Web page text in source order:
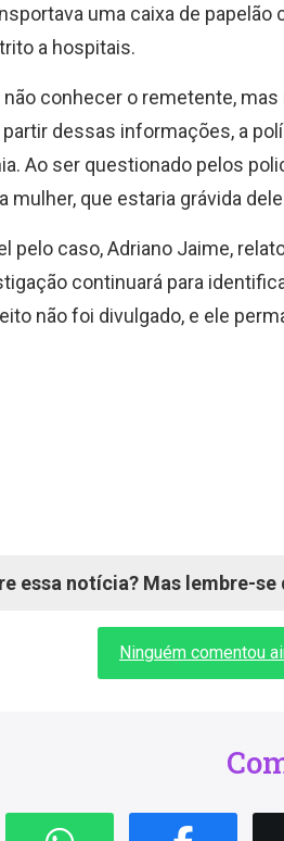
uma caixa de
a hospitais.
conhecer o remetente,
dessas informações, a
Ao ser questionado pelos
mulher, que estaria grávida
pelo caso, Adriano Jaime,
continuará para
não foi divulgado, e ele
essa notícia? Mas lembre-
Ninguém comentou